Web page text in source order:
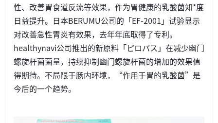
性、改善胃食道反流等效果，作为胃健康的乳酸菌知*度
日益提升。日本BERUMU公司的「EF-2001」试验显示
对改善急性胃炎有效果，去年年底取得了专利。
healthynavi公司推出的新原料「ピロパス」在减少幽门
螺旋杆菌菌量，持续抑制幽门螺旋杆菌的增加的效果值
得期待。不局限于肠内环境，“作用于胃的乳酸菌”是
今后的一个趋势。